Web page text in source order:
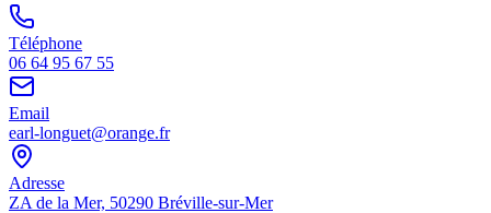
Téléphone
06 64 95 67 55
Email
earl-longuet@orange.fr
Adresse
ZA de la Mer, 50290 Bréville-sur-Mer